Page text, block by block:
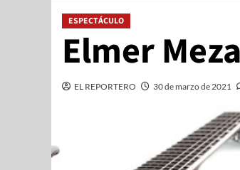
ESPECTÁCULO
Elmer
EL REPORTERO 30 de marzo de 2021